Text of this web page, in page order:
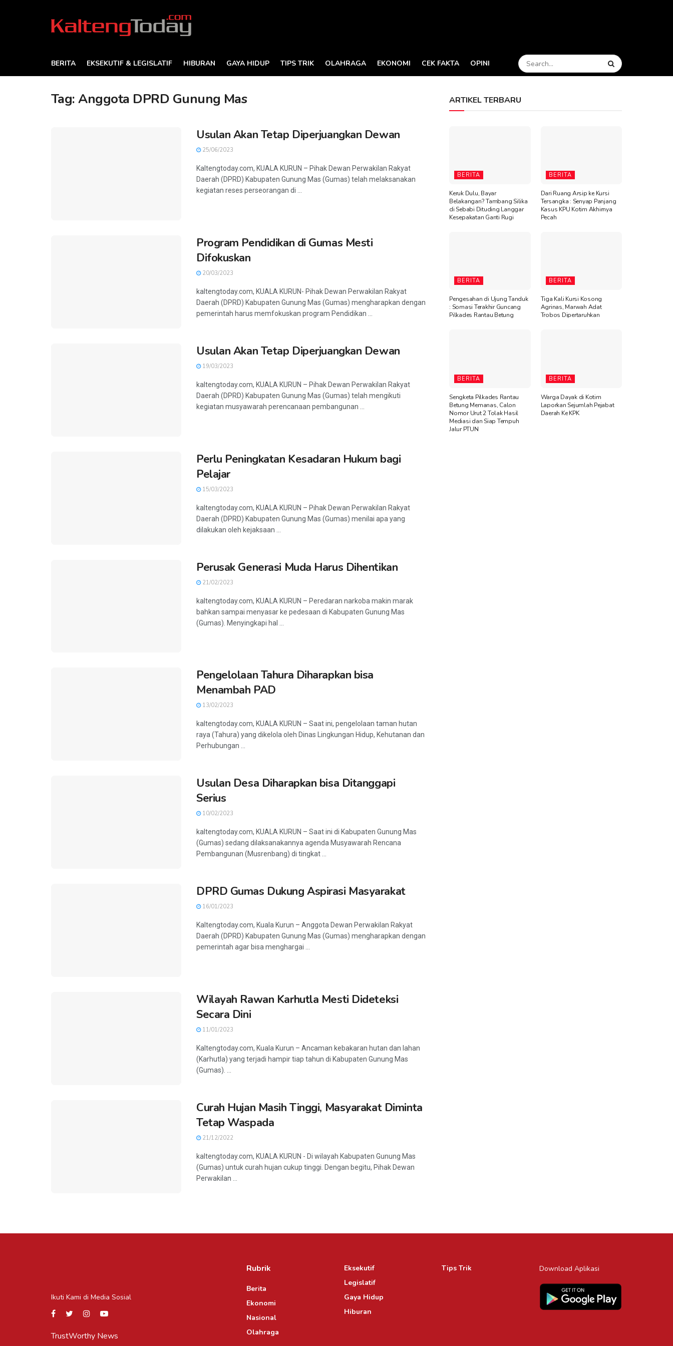
BERITA EKSEKUTIF & LEGISLATIF HIBURAN GAYA HIDUP TIPS TRIK OLAHRAGA EKONOMI CEK FAKTA OPINI
Tag:Anggota DPRD Gunung Mas
Usulan Akan Tetap Diperjuangkan Dewan
25/06/2023
Kaltengtoday.com, KUALA KURUN – Pihak Dewan Perwakilan Rakyat
Daerah (DPRD) Kabupaten Gunung Mas (Gumas) telah melaksanakan
kegiatan reses perseorangan di ...
Program Pendidikan di Gumas Mesti
Difokuskan
20/03/2023
kaltengtoday.com, KUALA KURUN- Pihak Dewan Perwakilan Rakyat
Daerah (DPRD) Kabupaten Gunung Mas (Gumas) mengharapkan dengan
pemerintah harus memfokuskan program Pendidikan ...
Usulan Akan Tetap Diperjuangkan Dewan
19/03/2023
kaltengtoday.com, KUALA KURUN – Pihak Dewan Perwakilan Rakyat
Daerah (DPRD) Kabupaten Gunung Mas (Gumas) telah mengikuti
kegiatan musyawarah perencanaan pembangunan ...
Perlu Peningkatan Kesadaran Hukum bagi
Pelajar
15/03/2023
kaltengtoday.com, KUALA KURUN – Pihak Dewan Perwakilan Rakyat
Daerah (DPRD) Kabupaten Gunung Mas (Gumas) menilai apa yang
dilakukan oleh kejaksaan ...
Perusak Generasi Muda Harus Dihentikan
21/02/2023
kaltengtoday.com, KUALA KURUN – Peredaran narkoba makin marak
bahkan sampai menyasar ke pedesaan di Kabupaten Gunung Mas
(Gumas). Menyingkapi hal ...
Pengelolaan Tahura Diharapkan bisa
Menambah PAD
13/02/2023
kaltengtoday.com, KUALA KURUN – Saat ini, pengelolaan taman hutan
raya (Tahura) yang dikelola oleh Dinas Lingkungan Hidup, Kehutanan dan
Perhubungan ...
Usulan Desa Diharapkan bisa Ditanggapi
Serius
10/02/2023
kaltengtoday.com, KUALA KURUN – Saat ini di Kabupaten Gunung Mas
(Gumas) sedang dilaksanakannya agenda Musyawarah Rencana
Pembangunan (Musrenbang) di tingkat ...
DPRD Gumas Dukung Aspirasi Masyarakat
16/01/2023
Kaltengtoday.com, Kuala Kurun – Anggota Dewan Perwakilan Rakyat
Daerah (DPRD) Kabupaten Gunung Mas (Gumas) mengharapkan dengan
pemerintah agar bisa menghargai ...
Wilayah Rawan Karhutla Mesti Dideteksi
Secara Dini
11/01/2023
Kaltengtoday.com, Kuala Kurun – Ancaman kebakaran hutan dan lahan
(Karhutla) yang terjadi hampir tiap tahun di Kabupaten Gunung Mas
(Gumas). ...
Curah Hujan Masih Tinggi, Masyarakat Diminta
Tetap Waspada
21/12/2022
kaltengtoday.com, KUALA KURUN - Di wilayah Kabupaten Gunung Mas
(Gumas) untuk curah hujan cukup tinggi. Dengan begitu, Pihak Dewan
Perwakilan ...
ARTIKEL TERBARU
BERITA
Keruk Dulu, Bayar
Belakangan? Tambang Silika
di Sebabi Dituding Langgar
Kesepakatan Ganti Rugi
BERITA
Dari Ruang Arsip ke Kursi
Tersangka : Senyap Panjang
Kasus KPU Kotim Akhirnya
Pecah
BERITA
Pengesahan di Ujung Tanduk
: Somasi Terakhir Guncang
Pilkades Rantau Betung
BERITA
Tiga Kali Kursi Kosong
Agrinas, Marwah Adat
Trobos Dipertaruhkan
BERITA
Sengketa Pilkades Rantau
Betung Memanas, Calon
Nomor Urut 2 Tolak Hasil
Mediasi dan Siap Tempuh
Jalur PTUN
BERITA
Warga Dayak di Kotim
Laporkan Sejumlah Pejabat
Daerah Ke KPK
Ikuti Kami di Media Sosial
TrustWorthy News
Rubrik
Berita
Ekonomi
Nasional
Olahraga
Eksekutif
Legislatif
Gaya Hidup
Hiburan
Tips Trik Download Aplikasi